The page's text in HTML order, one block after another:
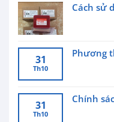
Cách sử
31
Th10
Phương
31
Th10
Chính